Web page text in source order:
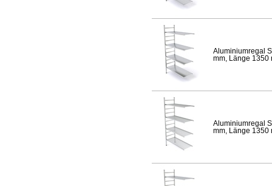
Aluminiumregal
mm, Länge 1350
Aluminiumregal
mm, Länge 1350